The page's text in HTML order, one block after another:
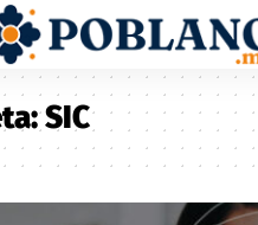
SIC